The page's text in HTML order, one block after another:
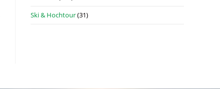
Ski & Hochtour(31)